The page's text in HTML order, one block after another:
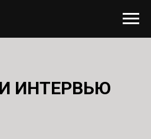
ИНТЕРВЬЮ